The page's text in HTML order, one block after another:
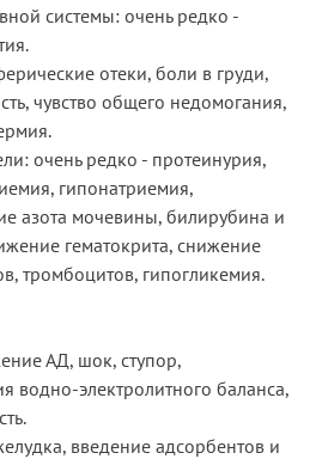
системы: очень редко -
отеки, боли в груди,
чувство общего недомогания,
очень редко - протеинурия,
гипонатриемия,
азота мочевины, билирубина и
гематокрита, снижение
тромбоцитов, гипогликемия.
АД, шок, ступор,
водно-электролитного баланса,
введение адсорбентов и